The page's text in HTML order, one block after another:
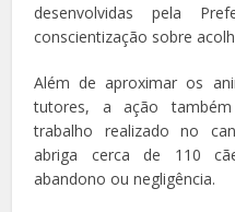
desenvolvidas pela
conscientização sobre
Além de aproximar os
tutores, a ação
trabalho realizado no
abriga cerca de 110
abandono ou negligência.